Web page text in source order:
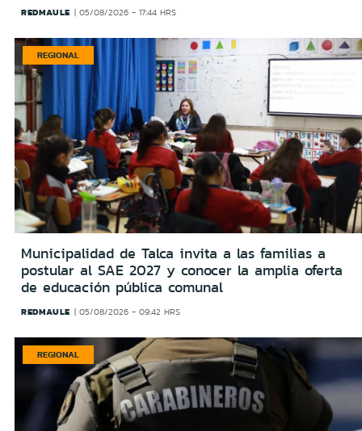
REDMAULE 05/08/2026 - 17:44 HRS
REGIONAL
Municipalidad de Talca invita a las familias a
postular al SAE 2027 y conocer la amplia oferta
de educación pública comunal
REDMAULE 05/08/2026 - 09:42 HRS
REGIONAL